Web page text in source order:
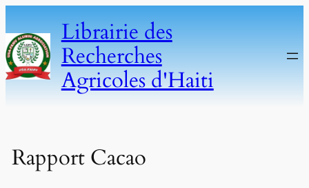
to
content
Librairie des
Recherches
Agricoles d'Haiti
Rapport Cacao